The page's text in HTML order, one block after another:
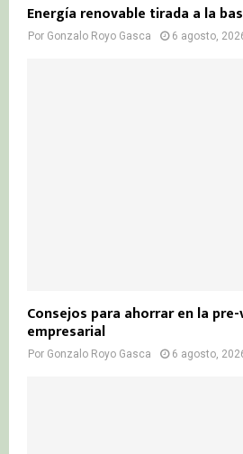
Energía renovable tirada a la
Por Gonzalo Royo Gasca 6 agosto,
Consejos para ahorrar en la
empresarial
Por Gonzalo Royo Gasca 6 agosto,